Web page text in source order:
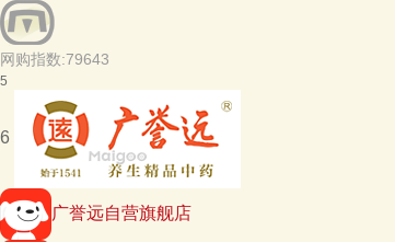
网购指数:79643
5
6
广誉远自营旗舰店